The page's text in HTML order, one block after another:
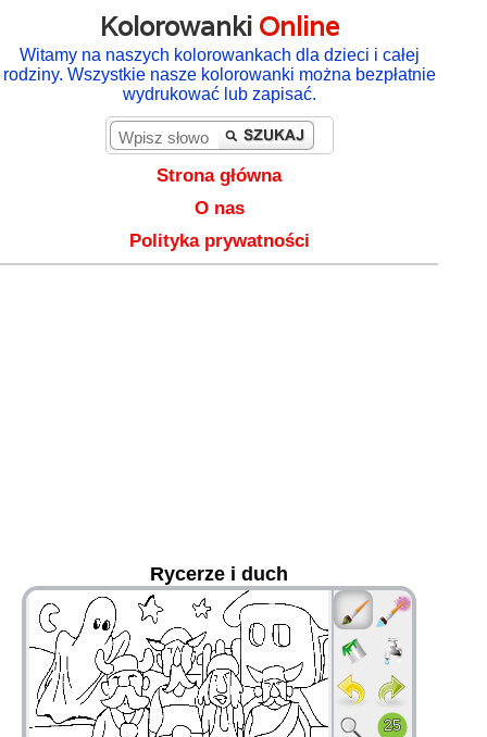
Kolorowanki Online
Witamy na naszych kolorowankach dla dzieci i całej
rodziny. Wszystkie nasze kolorowanki można bezpłatnie
wydrukować lub zapisać.
Strona główna
O nas
Polityka prywatności
Rycerze i duch
36